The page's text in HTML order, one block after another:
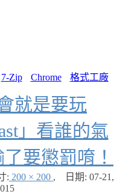
7-Zip Chrome 格式工廠
就是要玩
」看誰的氣
要懲罰唷！
: 200 × 200 , 日期: 07-21,